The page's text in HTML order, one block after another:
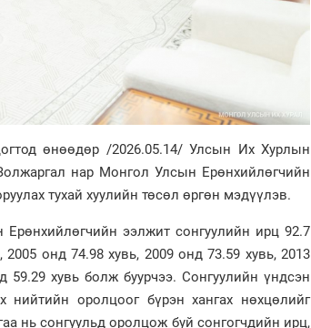
өнөөдөр /2026.05.14/ Улсын Их Хурлын
нар Монгол Улсын Ерөнхийлөгчийн
тухай хуулийн төсөл өргөн мэдүүлэв.
ээлжит сонгуулийн ирц 92.7
онд 74.98 хувь, 2009 онд 73.59 хувь, 2013
59.29 хувь болж буурчээ. Сонгуулийн үндсэн
оролцоог бүрэн хангах нөхцөлийг
нь сонгуульд оролцож буй сонгогчдийн ирц,